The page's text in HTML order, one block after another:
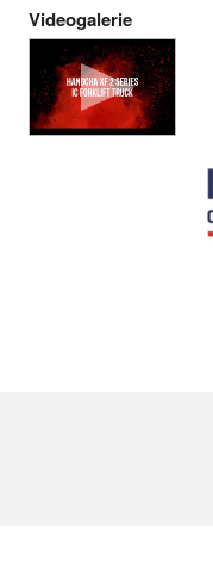
Videogalerie